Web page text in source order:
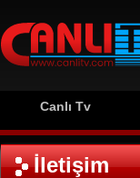
Canlı Tv
İletişim